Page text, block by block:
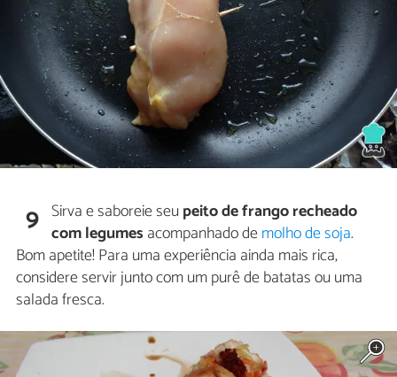
9 Sirva e saboreie seupeito de frango recheado
com legumes acompanhado demolho de soja.
Bom apetite! Para uma experiência ainda mais rica,
considere servir junto com um purê de batatas ou uma
salada fresca.